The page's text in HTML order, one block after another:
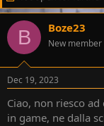
e
a
d
s
t
a
r
e
r
r
t
d
a
e
B Boze23
New member
Dec 19, 2023
Ciao, non riesco
in game, ne dalla